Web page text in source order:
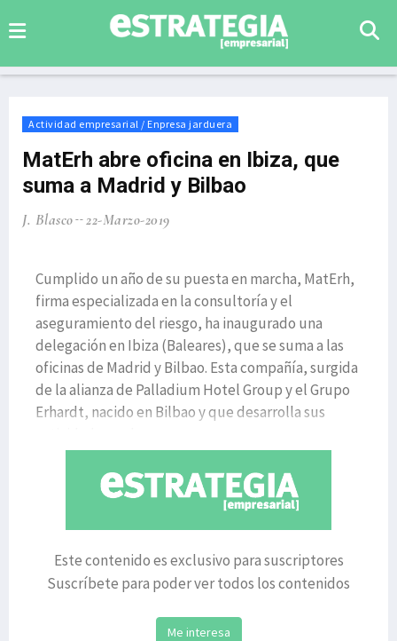
Actividad empresarial / Enpresa jarduera
MatErh abre oficina en Ibiza, que
suma a Madrid y Bilbao
J. Blasco 22-Marzo-2019
Cumplido un año de su puesta en marcha, MatErh,
firma especializada en la consultoría y el
aseguramiento del riesgo, ha inaugurado una
delegación en Ibiza (Baleares), que se suma a las
oficinas de Madrid y Bilbao. Esta compañía, surgida
de la alianza de Palladium Hotel Group y el Grupo
Erhardt, nacido en Bilbao y que desarrolla sus
Este contenido es exclusivo para suscriptores
Suscríbete para poder ver todos los contenidos
Me interesa